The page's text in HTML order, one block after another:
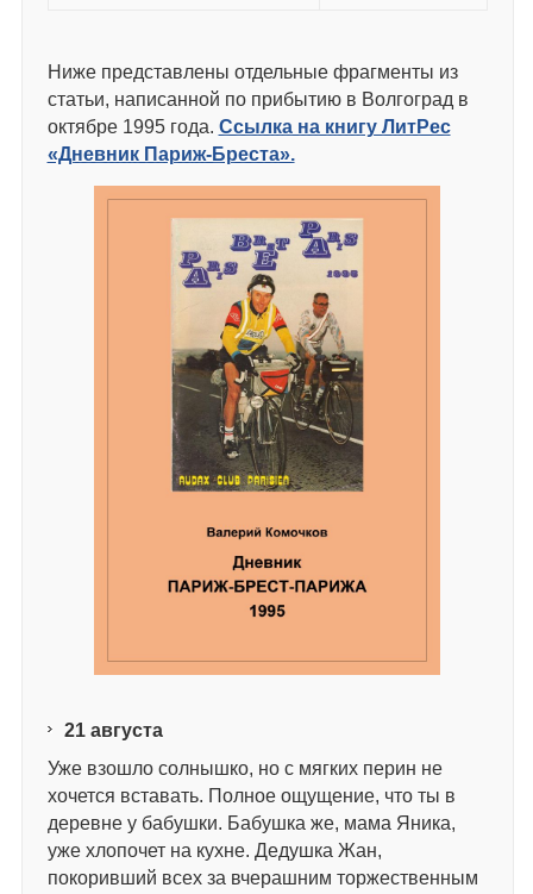
Ниже представлены отдельные фрагменты из
статьи, написанной по прибытию в Волгоград в
октябре 1995 года. Ссылка на книгу ЛитРес
«Дневник Париж-Бреста».
21августа
Уже взошло солнышко, но с мягких перин не
хочется вставать. Полное ощущение, что ты в
деревне у бабушки. Бабушка же, мама Яника,
уже хлопочет на кухне. Дедушка Жан,
покоривший всех за вчерашним торжественным